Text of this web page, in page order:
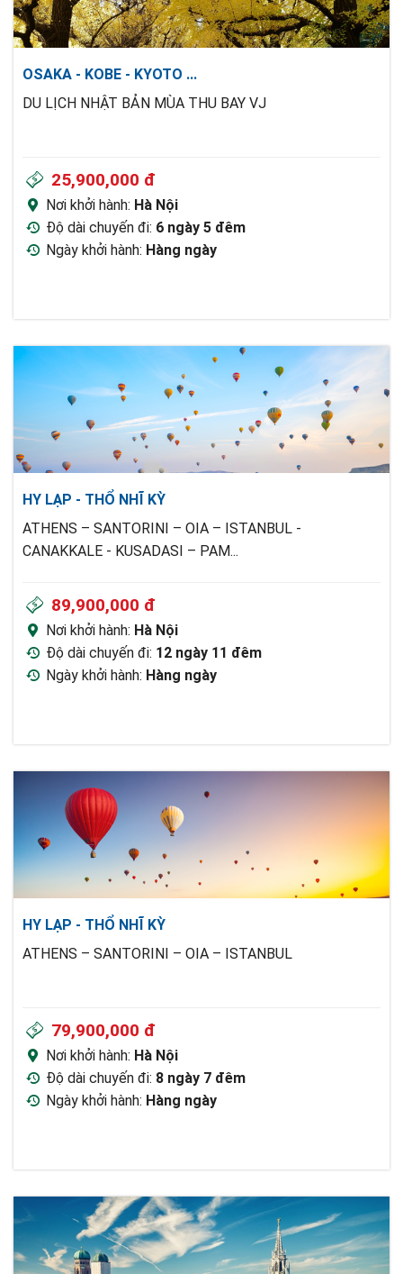
OSAKA - KOBE - KYOTO ...
DU LỊCH NHẬT BẢN MÙA THU BAY VJ
25,900,000 đ
Nơi khởi hành: Hà Nội
Độ dài chuyến đi: 6 ngày 5 đêm
Ngày khởi hành: Hàng ngày
HY LẠP - THỔ NHĨ KỲ
ATHENS – SANTORINI – OIA – ISTANBUL -
CANAKKALE - KUSADASI – PAM...
89,900,000 đ
Nơi khởi hành: Hà Nội
Độ dài chuyến đi: 12 ngày 11 đêm
Ngày khởi hành: Hàng ngày
HY LẠP - THỔ NHĨ KỲ
ATHENS – SANTORINI – OIA – ISTANBUL
79,900,000 đ
Nơi khởi hành: Hà Nội
Độ dài chuyến đi: 8 ngày 7 đêm
Ngày khởi hành: Hàng ngày